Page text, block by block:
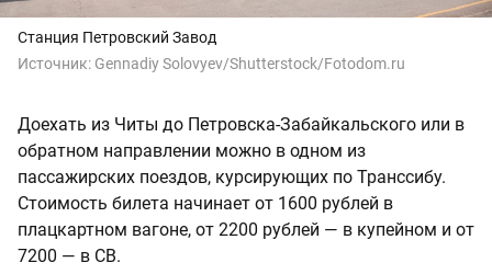
Станция Петровский Завод
Источник: Gennadiy Solovyev/Shutterstock/Fotodom.ru
Доехать из Читы до Петровска-Забайкальского или в
обратном направлении можно в одном из
пассажирских поездов, курсирующих по Транссибу.
Стоимость билета начинает от 1600 рублей в
плацкартном вагоне, от 2200 рублей — в купейном и от
7200 — в СВ.